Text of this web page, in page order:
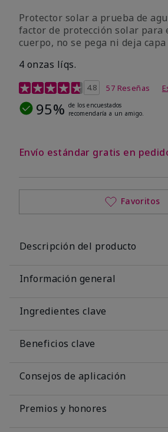
Protector solar a prueba de
factor de protección solar para
cuerpo, no se pega ni deja capa
4 onzas líqs.
Calificación de clientes de 4,2 de 5
4.8 57 Reseñas
95% de los encuestados
recomendaría a un amigo.
Envío estándar gratis en
Favoritos
Descripción del producto
Información general
Ingredientes clave
Beneficios clave
Consejos de aplicación
Premios y honores